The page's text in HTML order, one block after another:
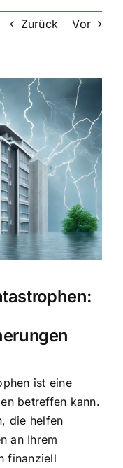
Zurück Vor
ist eine
betreffen kann.
die helfen
an Ihrem
finanziell